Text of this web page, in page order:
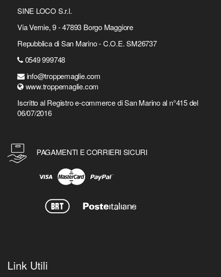
SINE LOCO S.r.l.
Via Vernie, 9 - 47893 Borgo Maggiore
Repubblica di San Marino - C.O.E. SM26737
0549 999748
info@troppemaglie.com
www.troppemaglie.com
Iscritto al Registro e-commerce di San Marino al n°415 del
06/07/2016
PAGAMENTI E CORRIERI SICURI
Link Utili